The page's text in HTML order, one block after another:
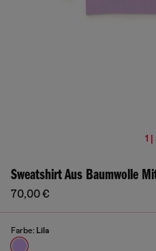
1 |
Sweatshirt Aus Baumwolle
70,00 €
Farbe: Lila